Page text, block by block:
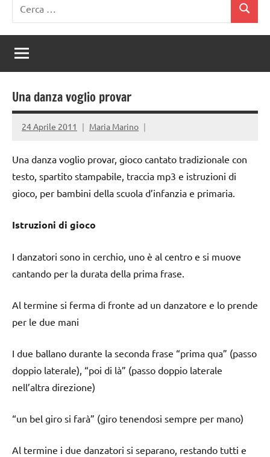
per:
Cerca
Una danza voglio provar
24 Aprile 2011 Maria Marino
Una danza voglio provar, gioco cantato tradizionale con
testo, spartito stampabile, traccia mp3 e istruzioni di
gioco, per bambini della scuola d’infanzia e primaria.
Istruzioni di gioco
I danzatori sono in cerchio, uno è al centro e si muove
cantando per la durata della prima frase.
Al termine si ferma di fronte ad un danzatore e lo prende
per le due mani
I due ballano durante la seconda frase “prima qua” (passo
doppio laterale), “poi di là” (passo doppio laterale
nell’altra direzione)
“un bel giro si farà” (giro tenendosi sempre per mano)
Al termine i due danzatori si separano, restando tutti e